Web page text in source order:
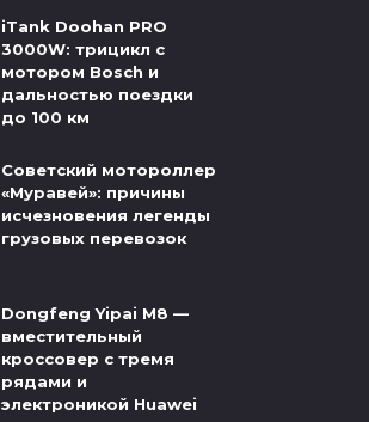
iTank Doohan PRO
3000W: трицикл с
мотором Bosch и
дальностью поездки
до 100 км
Советский мотороллер
«Муравей»: причины
исчезновения легенды
грузовых перевозок
Dongfeng Yipai M8 —
вместительный
кроссовер с тремя
рядами и
электроникой Huawei